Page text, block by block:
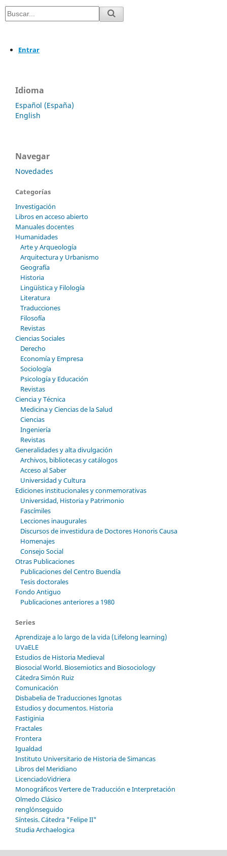
Entrar
Idioma
Español (España)
English
Navegar
Novedades
Categorías
Investigación
Libros en acceso abierto
Manuales docentes
Humanidades
Arte y Arqueología
Arquitectura y Urbanismo
Geografía
Historia
Lingüística y Filología
Literatura
Traducciones
Filosofía
Revistas
Ciencias Sociales
Derecho
Economía y Empresa
Sociología
Psicología y Educación
Revistas
Ciencia y Técnica
Medicina y Ciencias de la Salud
Ciencias
Ingeniería
Revistas
Generalidades y alta divulgación
Archivos, bibliotecas y catálogos
Acceso al Saber
Universidad y Cultura
Ediciones institucionales y conmemorativas
Universidad, Historia y Patrimonio
Fascímiles
Lecciones inaugurales
Discursos de investidura de Doctores Honoris Causa
Homenajes
Consejo Social
Otras Publicaciones
Publicaciones del Centro Buendía
Tesis doctorales
Fondo Antiguo
Publicaciones anteriores a 1980
Series
Aprendizaje a lo largo de la vida (Lifelong learning)
UVaELE
Estudios de Historia Medieval
Biosocial World. Biosemiotics and Biosociology
Cátedra Simón Ruiz
Comunicación
Disbabelia de Traducciones Ignotas
Estudios y documentos. Historia
Fastiginia
Fractales
Frontera
Igualdad
Instituto Universitario de Historia de Simancas
Libros del Meridiano
LicenciadoVidriera
Monográficos Vertere de Traducción e Interpretación
Olmedo Clásico
renglónseguido
Síntesis. Cátedra "Felipe II"
Studia Archaelogica